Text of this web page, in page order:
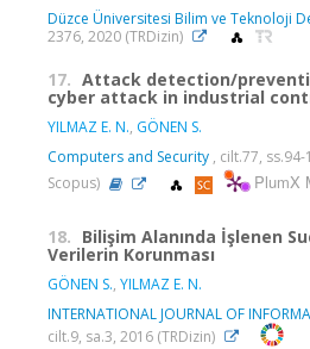
Düzce Üniversitesi Bilim ve Teknoloji
2376, 2020 (TRDizin)
17. Attack detection/
cyber attack in industrial
YILMAZ E. N., GÖNEN S.
Computers and Security , cilt.77,
Scopus)
PlumX
18. Bilişim Alanında İşlenen
Verilerin Korunması
GÖNEN S., YILMAZ E. N.
INTERNATIONAL JOURNAL OF
cilt.9, sa.3, 2016 (TRDizin)